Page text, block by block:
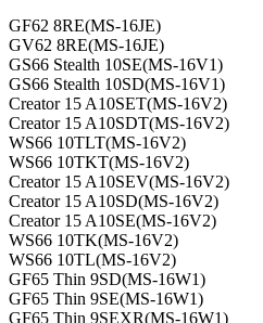
GF62 8RE(MS-16JE)
GV62 8RE(MS-16JE)
GS66 Stealth 10SE(MS-16V1)
GS66 Stealth 10SD(MS-16V1)
Creator 15 A10SET(MS-16V2)
Creator 15 A10SDT(MS-16V2)
WS66 10TLT(MS-16V2)
WS66 10TKT(MS-16V2)
Creator 15 A10SEV(MS-16V2)
Creator 15 A10SD(MS-16V2)
Creator 15 A10SE(MS-16V2)
WS66 10TK(MS-16V2)
WS66 10TL(MS-16V2)
GF65 Thin 9SD(MS-16W1)
GF65 Thin 9SE(MS-16W1)
GF65 Thin 9SEXR(MS-16W1)